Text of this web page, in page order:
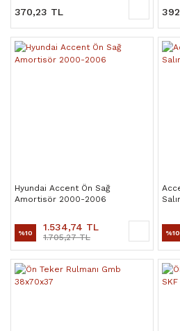
370,23 TL
Hyundai Accent Ön Sağ
Amortisör 2000-2006
%10 1.534,74 TL
1.705,27 TL %10